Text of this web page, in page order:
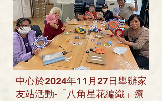
中心於2024年11月27日舉辦家
友站活動-「八角星花編織」療